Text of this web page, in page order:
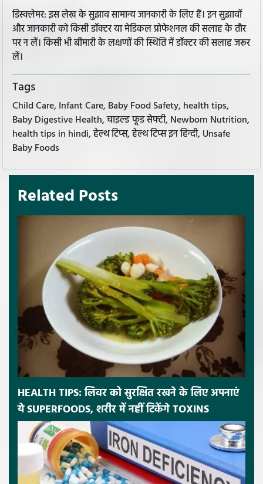
डिस्क्लेमर: इस लेख के सुझाव सामान्य जानकारी के लिए हैं। इन सुझावों
और जानकारी को किसी डॉक्टर या मेडिकल प्रोफेशनल की सलाह के तौर
पर न लें। किसी भी बीमारी के लक्षणों की स्थिति में डॉक्टर की सलाह जरूर
लें।
Tags
Child Care, Infant Care, Baby Food Safety, health tips,
Baby Digestive Health, चाइल्ड फूड सेफ्टी, Newborn Nutrition,
health tips in hindi, हेल्थ टिप्स, हेल्थ टिप्स इन हिन्दी, Unsafe
Baby Foods
Related Posts
HEALTH TIPS: लिवर को सुरक्षित रखने के लिए अपनाएं
ये SUPERFOODS, शरीर में नहीं टिकेंगे TOXINS